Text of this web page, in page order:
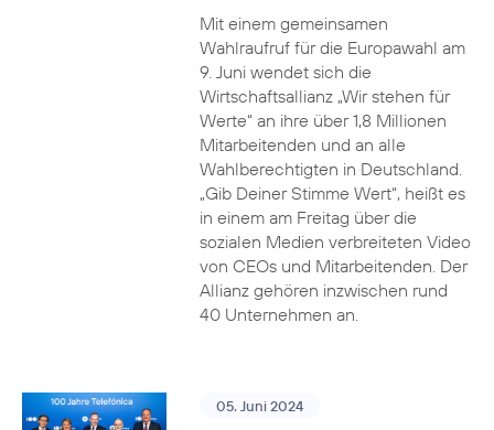
Mit einem gemeinsamen
Wahlraufruf für die Europawahl am
9. Juni wendet sich die
Wirtschaftsallianz „Wir stehen für
Werte“ an ihre über 1,8 Millionen
Mitarbeitenden und an alle
Wahlberechtigten in Deutschland.
„Gib Deiner Stimme Wert“, heißt es
in einem am Freitag über die
sozialen Medien verbreiteten Video
von CEOs und Mitarbeitenden. Der
Allianz gehören inzwischen rund
40 Unternehmen an.
05. Juni 2024